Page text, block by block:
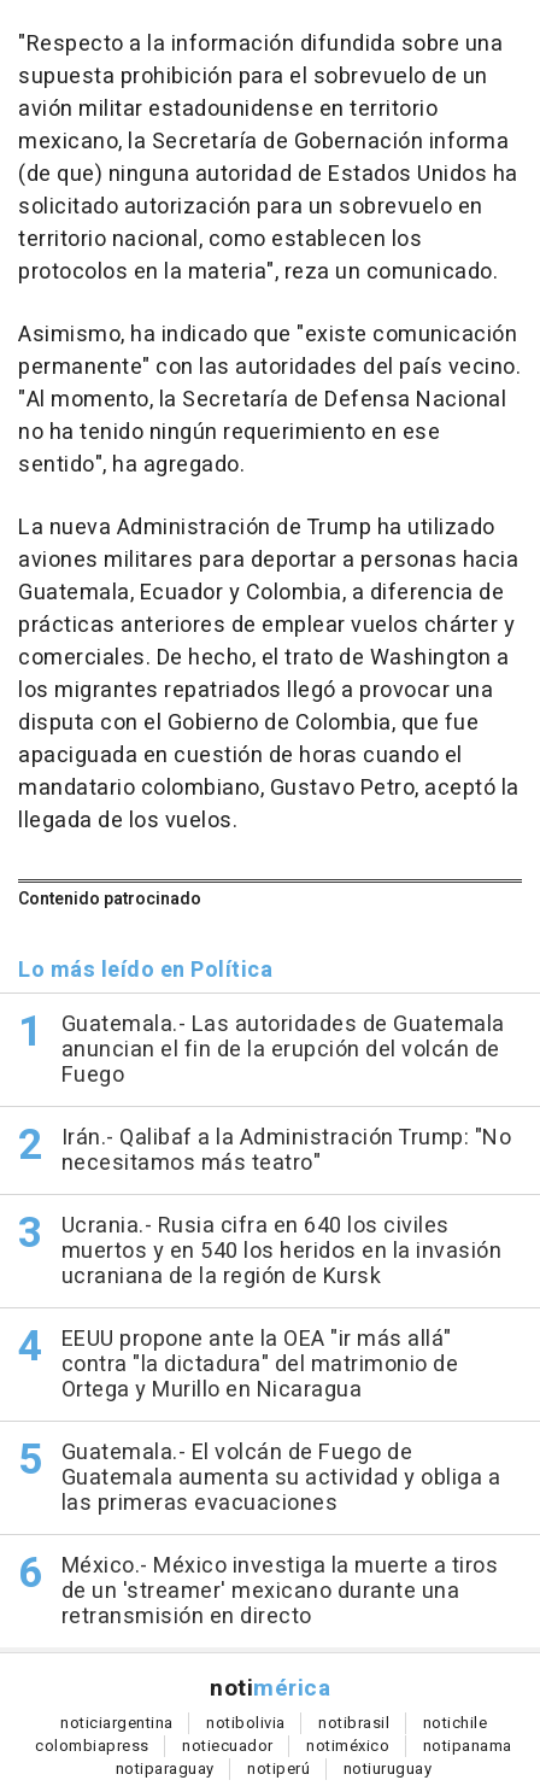
"Respecto a la información difundida sobre una
supuesta prohibición para el sobrevuelo de un
avión militar estadounidense en territorio
mexicano, la Secretaría de Gobernación informa
(de que) ninguna autoridad de Estados Unidos ha
solicitado autorización para un sobrevuelo en
territorio nacional, como establecen los
protocolos en la materia", reza un comunicado.
Asimismo, ha indicado que "existe comunicación
permanente" con las autoridades del país vecino.
"Al momento, la Secretaría de Defensa Nacional
no ha tenido ningún requerimiento en ese
sentido", ha agregado.
La nueva Administración de Trump ha utilizado
aviones militares para deportar a personas hacia
Guatemala, Ecuador y Colombia, a diferencia de
prácticas anteriores de emplear vuelos chárter y
comerciales. De hecho, el trato de Washington a
los migrantes repatriados llegó a provocar una
disputa con el Gobierno de Colombia, que fue
apaciguada en cuestión de horas cuando el
mandatario colombiano, Gustavo Petro, aceptó la
llegada de los vuelos.
Contenido patrocinado
Lo más leído en Política
Guatemala.- Las autoridades de Guatemala
anuncian el fin de la erupción del volcán de
Fuego
Irán.- Qalibaf a la Administración Trump: "No
necesitamos más teatro"
Ucrania.- Rusia cifra en 640 los civiles
muertos y en 540 los heridos en la invasión
ucraniana de la región de Kursk
EEUU propone ante la OEA "ir más allá"
contra "la dictadura" del matrimonio de
Ortega y Murillo en Nicaragua
Guatemala.- El volcán de Fuego de
Guatemala aumenta su actividad y obliga a
las primeras evacuaciones
México.- México investiga la muerte a tiros
de un 'streamer' mexicano durante una
retransmisión en directo
notimérica
noticiargentina notibolivia notibrasil notichile
colombiapress notiecuador notiméxico notipanama
notiparaguay notiperú notiuruguay